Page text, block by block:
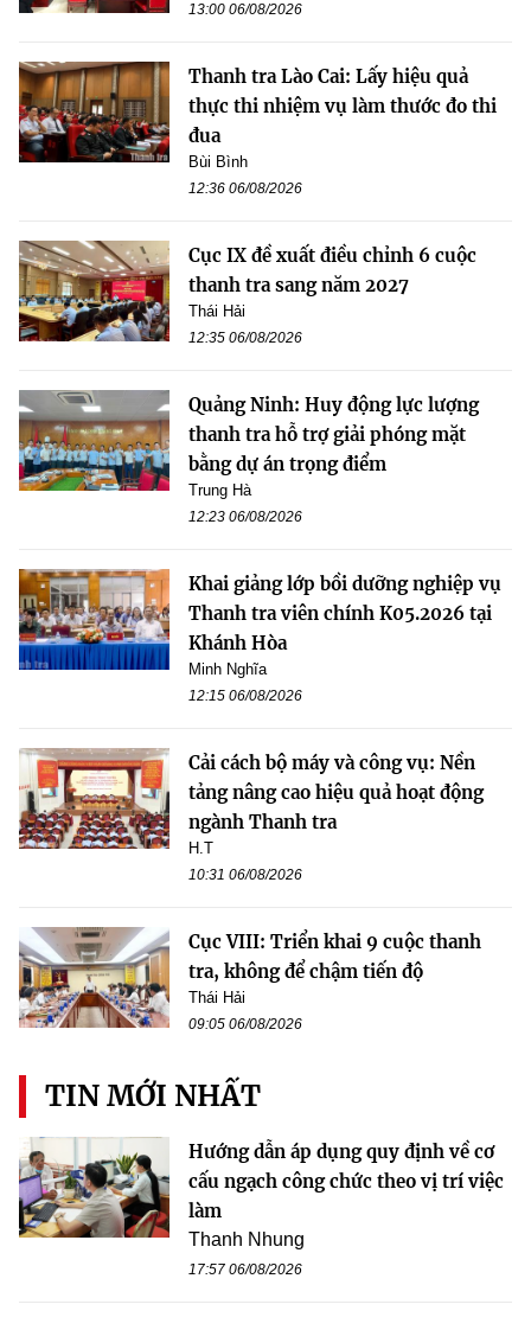
13:00 06/08/2026
Thanh tra Lào Cai: Lấy hiệu quả
thực thi nhiệm vụ làm thước đo thi
đua
Bùi Bình
12:36 06/08/2026
Cục IX đề xuất điều chỉnh 6 cuộc
thanh tra sang năm 2027
Thái Hải
12:35 06/08/2026
Quảng Ninh: Huy động lực lượng
thanh tra hỗ trợ giải phóng mặt
bằng dự án trọng điểm
Trung Hà
12:23 06/08/2026
Khai giảng lớp bồi dưỡng nghiệp vụ
Thanh tra viên chính K05.2026 tại
Khánh Hòa
Minh Nghĩa
12:15 06/08/2026
Cải cách bộ máy và công vụ: Nền
tảng nâng cao hiệu quả hoạt động
ngành Thanh tra
H.T
10:31 06/08/2026
Cục VIII: Triển khai 9 cuộc thanh
tra, không để chậm tiến độ
Thái Hải
09:05 06/08/2026
TIN MỚI NHẤT
Hướng dẫn áp dụng quy định về cơ
cấu ngạch công chức theo vị trí việc
làm
Thanh Nhung
17:57 06/08/2026